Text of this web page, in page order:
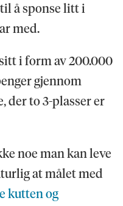
å sponse litt i
med.
i form av 200.000
gjennom
der to 3-plasser er
noe man kan leve
at målet med
kutten og